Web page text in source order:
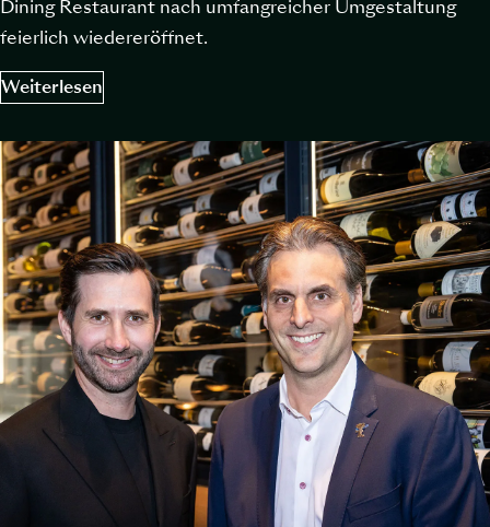
Dining Restaurant nach umfangreicher Umgestaltung
feierlich wiedereröffnet.
Weiterlesen